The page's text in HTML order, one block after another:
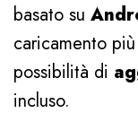
basato su
caricamento
possibilità di
incluso.